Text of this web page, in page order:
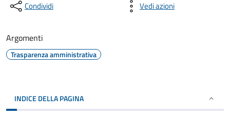
Condividi Vedi azioni
Argomenti
Trasparenza amministrativa
INDICE DELLA PAGINA